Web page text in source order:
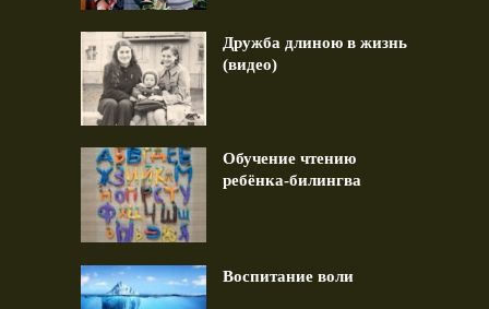
Дружба длиною в жизнь
(видео)
Обучение чтению
ребёнка-билингва
Воспитание воли